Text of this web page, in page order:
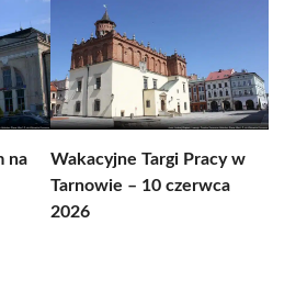
na
Wakacyjne Targi Pracy w
Tarnowie – 10 czerwca
2026